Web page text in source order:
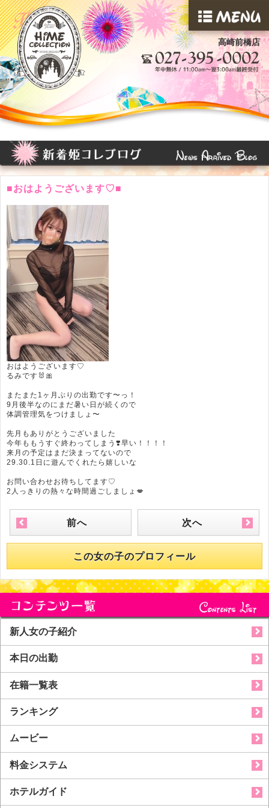
高崎前橋店
■おはようございます♡■
おはようございます♡
るみです🐰🎀
またまた1ヶ月ぶりの出勤です〜っ！
9月後半なのにまだ暑い日が続くので
体調管理気をつけましょ〜
先月もありがとうございました
今年ももうすぐ終わってしまう❣️早い！！！！
来月の予定はまだ決まってないので
29.30.1日に遊んでくれたら嬉しいな
お問い合わせお待ちしてます♡
2人っきりの熱々な時間過ごしましょ💋
前へ 次へ
この女の子のプロフィール
新人女の子紹介
本日の出勤
在籍一覧表
ランキング
ムービー
料金システム
ホテルガイド